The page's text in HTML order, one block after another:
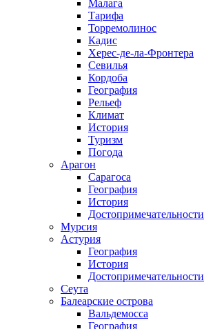
Малага
Тарифа
Торремолинос
Кадис
Херес-де-ла-Фронтера
Севилья
Кордоба
География
Рельеф
Климат
История
Туризм
Погода
Арагон
Сарагоса
География
История
Достопримечательности
Мурсия
Астурия
География
История
Достопримечательности
Сеута
Балеарские острова
Вальдемосса
География